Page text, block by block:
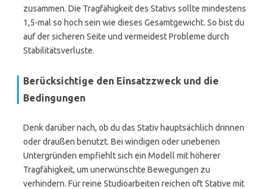
zusammen. Die Tragfähigkeit des Stativs sollte mindestens
1,5-mal so hoch sein wie dieses Gesamtgewicht. So bist du
auf der sicheren Seite und vermeidest Probleme durch
Stabilitätsverluste.
Berücksichtige den Einsatzzweck und die
Bedingungen
Denk darüber nach, ob du das Stativ hauptsächlich drinnen
oder draußen benutzt. Bei windigen oder unebenen
Untergründen empfiehlt sich ein Modell mit höherer
Tragfähigkeit, um unerwünschte Bewegungen zu
verhindern. Für reine Studioarbeiten reichen oft Stative mit